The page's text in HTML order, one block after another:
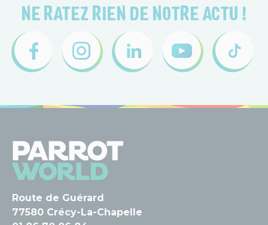
NE RATEZ RIEN DE NOTRE ACTU !
Route de Guérard
77580 Crécy-La-Chapelle